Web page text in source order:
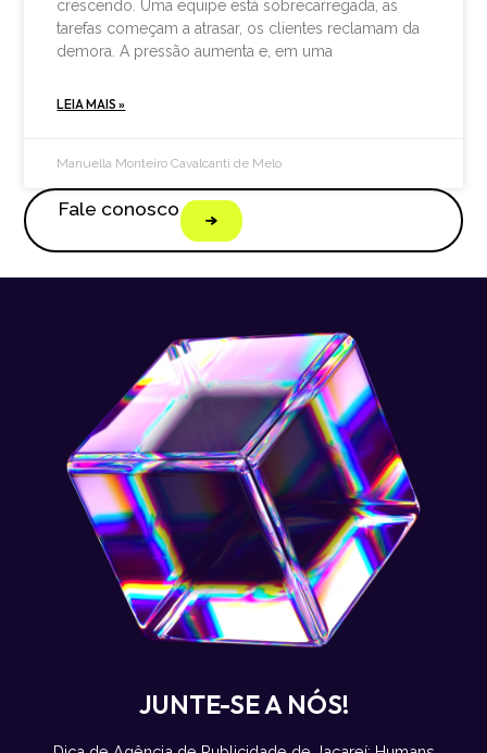
crescendo. Uma equipe está sobrecarregada, as
tarefas começam a atrasar, os clientes reclamam da
demora. A pressão aumenta e, em uma
LEIA MAIS »
Manuella Monteiro Cavalcanti de Melo
Fale conosco
JUNTE-SE A NÓS!